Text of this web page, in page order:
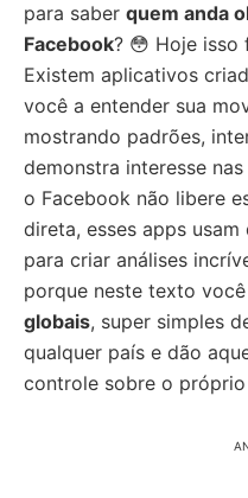
para saber quem anda
Facebook? 😳 Hoje isso
Existem aplicativos
você a entender sua
mostrando padrões,
demonstra interesse
o Facebook não libere
direta, esses apps
para criar análises
porque neste texto
globais, super simples
qualquer país e dão
controle sobre o próprio